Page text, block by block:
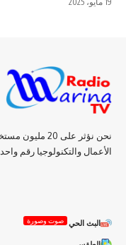
نحن نؤثر على 20
الأعمال والتكنولوجيا رقم
البث الحي صوت وصورة